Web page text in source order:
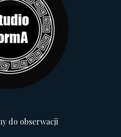
do obserwacji